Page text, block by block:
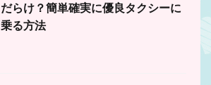
だらけ？簡単確実に優良タクシーに
乗る方法